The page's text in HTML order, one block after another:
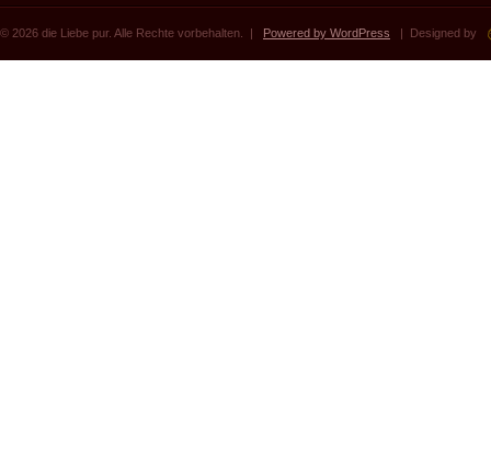
© 2026 die Liebe pur. Alle Rechte vorbehalten. | Powered by WordPress | Designed by